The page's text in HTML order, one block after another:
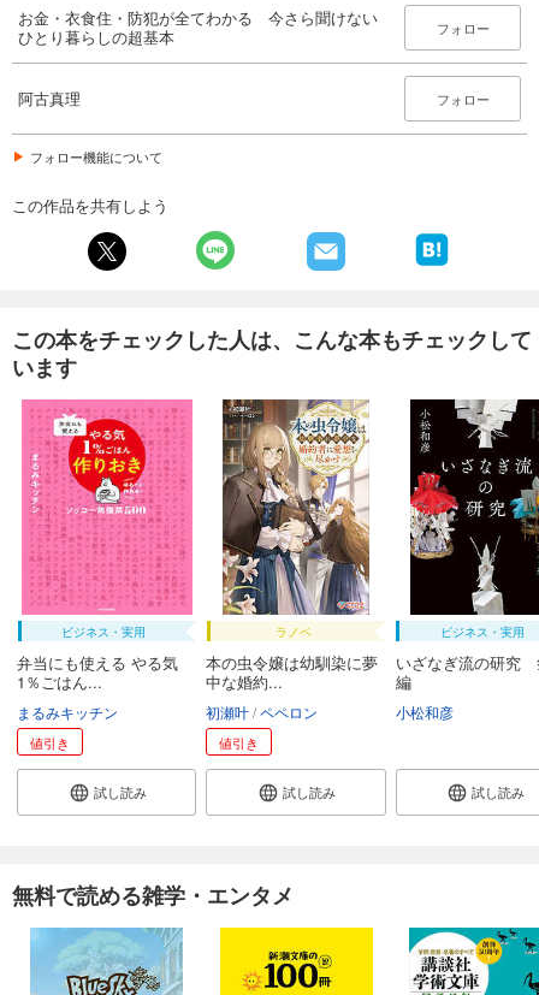
お金・衣食住・防犯が全てわかる 今さら聞けない
ひとり暮らしの超基本
フォロー
阿古真理 フォロー
フォロー機能について
この作品を共有しよう
この本をチェックした人は、こんな本もチェックして
います
ビジネス・実用
弁当にも使える やる気
1％ごはん...
まるみキッチン
値引き
試し読み
ラノベ
本の虫令嬢は幼馴染に夢
中な婚約...
初瀬叶 ペペロン
値引き
試し読み
ビジネス・実用
いざなぎ流の研究
編
小松和彦
試し読み
無料で読める雑学・エンタメ